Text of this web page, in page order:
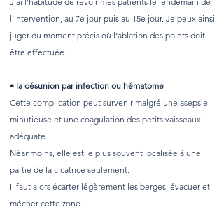
l’intervention, au 7e jour puis au 15e jour. Je peux ainsi
juger du moment précis où l’ablation des points doit
être effectuée.
• la désunion par infection ou hématome
Cette complication peut survenir malgré une asepsie
minutieuse et une coagulation des petits vaisseaux
adéquate.
Néanmoins, elle est le plus souvent localisée à une
partie de la cicatrice seulement.
Il faut alors écarter légèrement les berges, évacuer et
mécher cette zone.